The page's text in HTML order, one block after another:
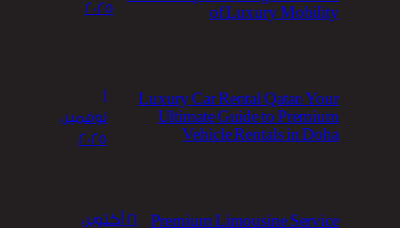
of Luxury Mobility
2025
Luxury Car Rental Qatar: Your
Ultimate Guide to Premium
Vehicle Rentals in Doha
1
نوفمبر،
2025
Premium Limousine Service 21 أكتوبر،